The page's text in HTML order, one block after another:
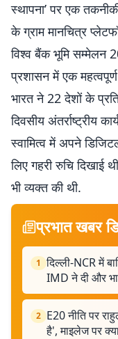
स्थापना’ पर एक
के ग्राम मानचित्र
विश्व बैंक भूमि सम्मेलन
प्रशासन में एक
भारत ने 22 देशों के
दिवसीय अंतर्राष्ट्रीय
स्‍वामित्‍व में अपने
लिए गहरी रुचि दिखाई
भी व्यक्त की थी.
प्रभात खबर
1 दिल्ली-NCR में
IMD ने दी और
2 E20 नीति पर
है', माइलेज पर